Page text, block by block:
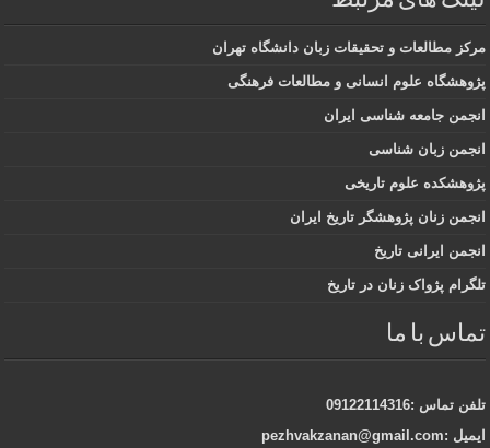
مرکز مطالعات و تحقیقات زبان دانشگاه تهران
پژوهشگاه علوم انسانی و مطالعات فرهنگی
انجمن جامعه شناسی ایران
انجمن زبان شناسی
پژوهشکده علوم تاریخی
انجمن زنان پژوهشگر تاریخ ایران
انجمن ایرانی تاریخ
تلگرام پژواک زنان در تاریخ
تماس با ما
تلفن تماس :09122114316
ایمیل :pezhvakzanan@gmail.com